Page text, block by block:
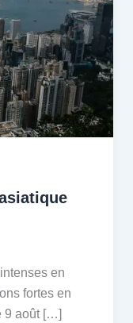
en
fortes en
9 août […]